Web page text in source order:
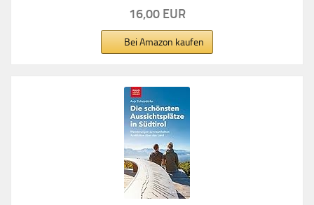
16,00 EUR
Bei Amazon kaufen